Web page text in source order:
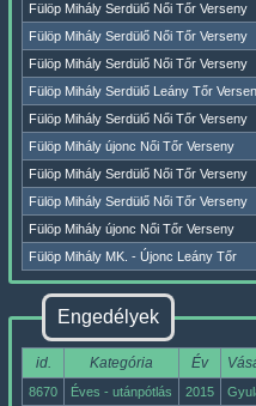
Fülöp Mihály Serdülő Női Tőr Verseny
Fülöp Mihály Serdülő Női Tőr Verseny
Fülöp Mihály Serdülő Női Tőr Verseny
Fülöp Mihály Serdülő Leány Tőr
Fülöp Mihály Serdülő Női Tőr Verseny
Fülöp Mihály újonc Női Tőr Verseny
Fülöp Mihály Serdülő Női Tőr Verseny
Fülöp Mihály Serdülő Női Tőr Verseny
Fülöp Mihály újonc Női Tőr Verseny
Fülöp Mihály MK. - Újonc Leány Tőr
Engedélyek
id. Kategória Év
8670 Éves - utánpótlás 2015